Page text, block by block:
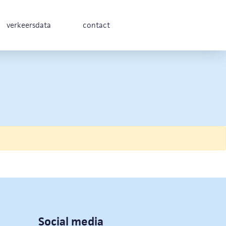
verkeersdata contact
Social media